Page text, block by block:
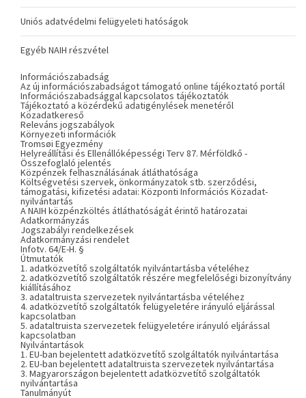
Uniós adatvédelmi felügyeleti hatóságok
Egyéb NAIH részvétel
Információszabadság
Az új információszabadságot támogató online tájékoztató portál
Információszabadsággal kapcsolatos tájékoztatók
Tájékoztató a közérdekű adatigénylések menetéről
Közadatkereső
Releváns jogszabályok
Környezeti információk
Tromsøi Egyezmény
Helyreállítási és Ellenállóképességi Terv 87. Mérföldkő -
Összefoglaló jelentés
Közpénzek felhasználásának átláthatósága
Költségvetési szervek, önkormányzatok stb. szerződési,
támogatási, kifizetési adatai: Központi Információs Közadat-
nyilvántartás
A NAIH közpénzköltés átláthatóságát érintő határozatai
Adatkormányzás
Jogszabályi rendelkezések
Adatkormányzási rendelet
Infotv. 64/E-H. §
Útmutatók
1. adatközvetítő szolgáltatók nyilvántartásba vételéhez
2. adatközvetítő szolgáltatók részére megfelelőségi bizonyítvány
kiállításához
3. adataltruista szervezetek nyilvántartásba vételéhez
4. adatközvetítő szolgáltatók felügyeletére irányuló eljárással
kapcsolatban
5. adataltruista szervezetek felügyeletére irányuló eljárással
kapcsolatban
Nyilvántartások
1. EU-ban bejelentett adatközvetítő szolgáltatók nyilvántartása
2. EU-ban bejelentett adataltruista szervezetek nyilvántartása
3. Magyarországon bejelentett adatközvetítő szolgáltatók
nyilvántartása
Tanulmányút